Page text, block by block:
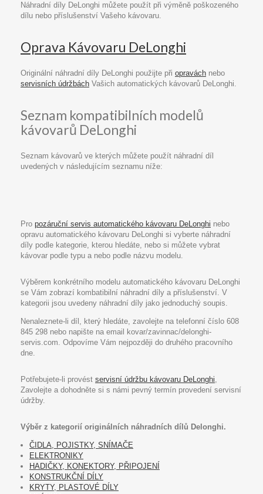
Náhradní díly DeLonghi můžete použít při výměně poškozeného
dílu nebo příslušenství Vašeho kávovaru.
Oprava Kávovaru DeLonghi
Originální náhradní díly DeLonghi použijte při opravách nebo
servisních údržbách Vašich automatických kávovarů DeLonghi.
Seznam kompatibilních modelů
kávovarů DeLonghi
Seznam kávovarů ve kterých můžete použít náhradní díl
uvedených v následujícím seznamu níže:
Pro pozáruční servis automatického kávovaru DeLonghi nebo
opravu automatického kávovaru DeLonghi si vyberte náhradní
díly podle kategorie, kterou hledáte, nebo si můžete vybrat
kávovar podle typu a nebo podle názvu modelu.
Výběrem konkrétního modelu automatického kávovaru DeLonghi
se Vám zobrazí kombatibilní náhradní díly a příslušenství. V
kategorii jsou uvedeny náhradní díly jako jednoduchý soupis.
Nenaleznete-li díl, který hledáte, zavolejte na telefonní číslo 608
845 298 nebo napište na email kovar/zavinnac/delonghi-
servis.com. Odpovíme Vám nejpozději do druhého pracovního
dne.
Potřebujete-li provést servisní údržbu kávovaru DeLonghi,
Zavolejte a dohodněte si s námi pevný termín provedení servisní
údržby.
Výběr z kategorií originálních náhradních dílů Delonghi.
ČIDLA, POJISTKY, SNÍMAČE
ELEKTRONIKY
HADIČKY, KONEKTORY, PŘIPOJENÍ
KONSTRUKČNÍ DÍLY
KRYTY, PLASTOVÉ DÍLY